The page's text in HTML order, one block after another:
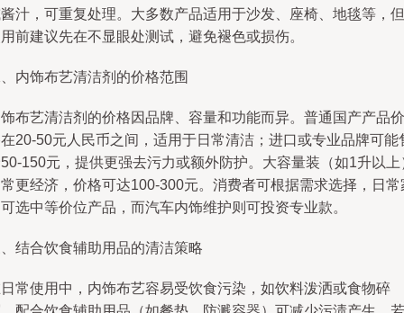
汁，可重复处理。大多数产品适用于沙发、座椅、地毯等，但
前建议先在不显眼处测试，避免褪色或损伤。
内饰布艺清洁剂的价格范围
布艺清洁剂的价格因品牌、容量和功能而异。普通国产产品价
20-50元人民币之间，适用于日常清洁；进口或专业品牌可能
150元，提供更强去污力或额外防护。大容量装（如1升以上
更经济，价格可达100-300元。消费者可根据需求选择，日常
选中等价位产品，而汽车内饰维护则可投资专业款。
结合饮食辅助用品的清洁策略
常使用中，内饰布艺容易受饮食污染，如饮料泼洒或食物碎